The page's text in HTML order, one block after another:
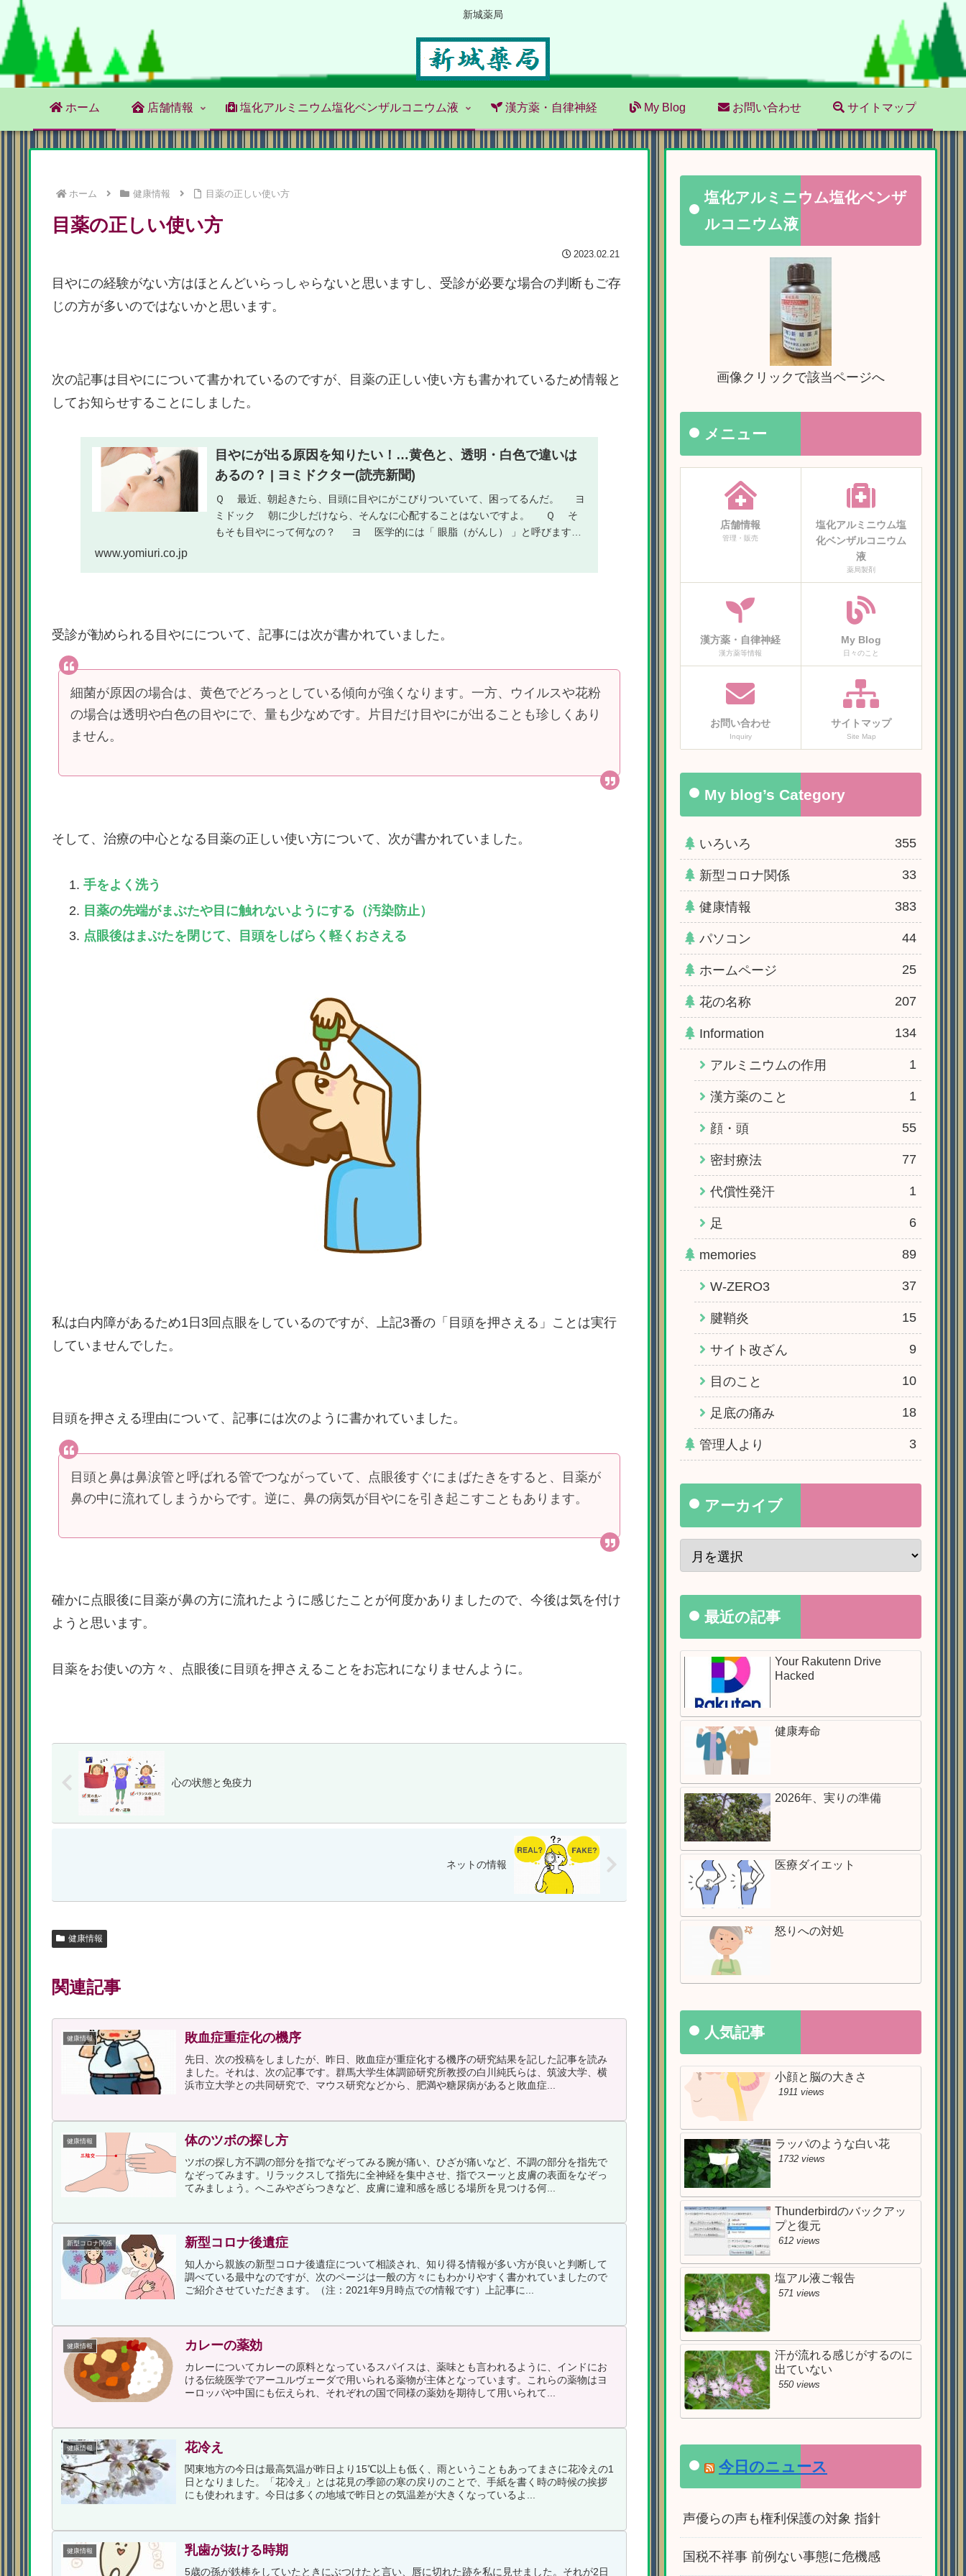
新城薬局
ホーム 店舗情報 塩化アルミニウム塩化ベンザルコニウム液 漢方薬・自律神経 My Blog お問い合わせ サイトマップ
ホーム 健康情報 目薬の正しい使い方
目薬の正しい使い方
2023.02.21
目やにの経験がない方はほとんどいらっしゃらないと思いますし、受診が必要な場合の判断もご存
じの方が多いのではないかと思います。
次の記事は目やにについて書かれているのですが、目薬の正しい使い方も書かれているため情報と
してお知らせすることにしました。
目やにが出る原因を知りたい！…黄色と、透明・白色で違いは
あるの？ | ヨミドクター(読売新聞)
Ｑ 最近、朝起きたら、目頭に目やにがこびりついていて、困ってるんだ。 ヨ
ミドック 朝に少しだけなら、そんなに心配することはないですよ。 Ｑ そ
もそも目やにって何なの？ ヨ 医学的には「 眼脂（がんし） 」と呼びます。
www.yomiuri.co.jp
受診が勧められる目やにについて、記事には次が書かれていました。
細菌が原因の場合は、黄色でどろっとしている傾向が強くなります。一方、ウイルスや花粉
の場合は透明や白色の目やにで、量も少なめです。片目だけ目やにが出ることも珍しくあり
ません。
そして、治療の中心となる目薬の正しい使い方について、次が書かれていました。
手をよく洗う
目薬の先端がまぶたや目に触れないようにする（汚染防止）
点眼後はまぶたを閉じて、目頭をしばらく軽くおさえる
私は白内障があるため1日3回点眼をしているのですが、上記3番の「目頭を押さえる」ことは実行
していませんでした。
目頭を押さえる理由について、記事には次のように書かれていました。
目頭と鼻は鼻涙管と呼ばれる管でつながっていて、点眼後すぐにまばたきをすると、目薬が
鼻の中に流れてしまうからです。逆に、鼻の病気が目やにを引き起こすこともあります。
確かに点眼後に目薬が鼻の方に流れたように感じたことが何度かありましたので、今後は気を付け
ようと思います。
目薬をお使いの方々、点眼後に目頭を押さえることをお忘れになりませんように。
心の状態と免疫力
ネットの情報
健康情報
関連記事
健康情報 敗血症重症化の機序
先日、次の投稿をしましたが、昨日、敗血症が重症化する機序の研究結果を記した記事を読み
ました。それは、次の記事です。群馬大学生体調節研究所教授の白川純氏らは、筑波大学、横
浜市立大学との共同研究で、マウス研究などから、肥満や糖尿病があると敗血症...
健康情報 体のツボの探し方
ツボの探し方不調の部分を指でなぞってみる腕が痛い、ひざが痛いなど、不調の部分を指先で
なぞってみます。リラックスして指先に全神経を集中させ、指でスーッと皮膚の表面をなぞっ
てみましょう。へこみやざらつきなど、皮膚に違和感を感じる場所を見つける何...
新型コロナ関係 新型コロナ後遺症
知人から親族の新型コロナ後遺症について相談され、知り得る情報が多い方が良いと判断して
調べている最中なのですが、次のページは一般の方々にもわかりやすく書かれていましたので
ご紹介させていただきます。（注：2021年9月時点での情報です）上記事に...
健康情報 カレーの薬効
カレーについてカレーの原料となっているスパイスは、薬味とも言われるように、インドにお
ける伝統医学でアーユルヴェーダで用いられる薬物が主体となっています。これらの薬物はヨ
ーロッパや中国にも伝えられ、それぞれの国で同様の薬効を期待して用いられて...
健康情報 花冷え
関東地方の今日は最高気温が昨日より15℃以上も低く、雨ということもあってまさに花冷えの1
日となりました。「花冷え」とは花見の季節の寒の戻りのことで、手紙を書く時の時候の挨拶
にも使われます。今日は多くの地域で昨日との気温差が大きくなっているよ...
健康情報 乳歯が抜ける時期
5歳の孫が鉄棒をしていたときにぶつけたと言い、唇に切れた跡を私に見せました。それが2日
塩化アルミニウム塩化ベンザ
ルコニウム液
画像クリックで該当ページへ
メニュー
店舗情報
管理・販売
塩化アルミニウム塩
化ベンザルコニウム
液
薬局製剤
漢方薬・自律神経
漢方薬等情報
My Blog
日々のこと
お問い合わせ
Inquiry
サイトマップ
Site Map
My blog’s Category
いろいろ 355
新型コロナ関係 33
健康情報 383
パソコン 44
ホームページ 25
花の名称 207
Information 134
アルミニウムの作用 1
漢方薬のこと 1
顔・頭 55
密封療法 77
代償性発汗 1
足 6
memories 89
W-ZERO3 37
腱鞘炎 15
サイト改ざん 9
目のこと 10
足底の痛み 18
管理人より 3
アーカイブ
最近の記事
Your Rakutenn Drive
Hacked
健康寿命
2026年、実りの準備
医療ダイエット
怒りへの対処
人気記事
小顔と脳の大きさ
1911 views
ラッパのような白い花
1732 views
Thunderbirdのバックアッ
プと復元
612 views
塩アル液ご報告
571 views
汗が流れる感じがするのに
出ていない
550 views
今日のニュース
声優らの声も権利保護の対象 指針
国税不祥事 前例ない事態に危機感